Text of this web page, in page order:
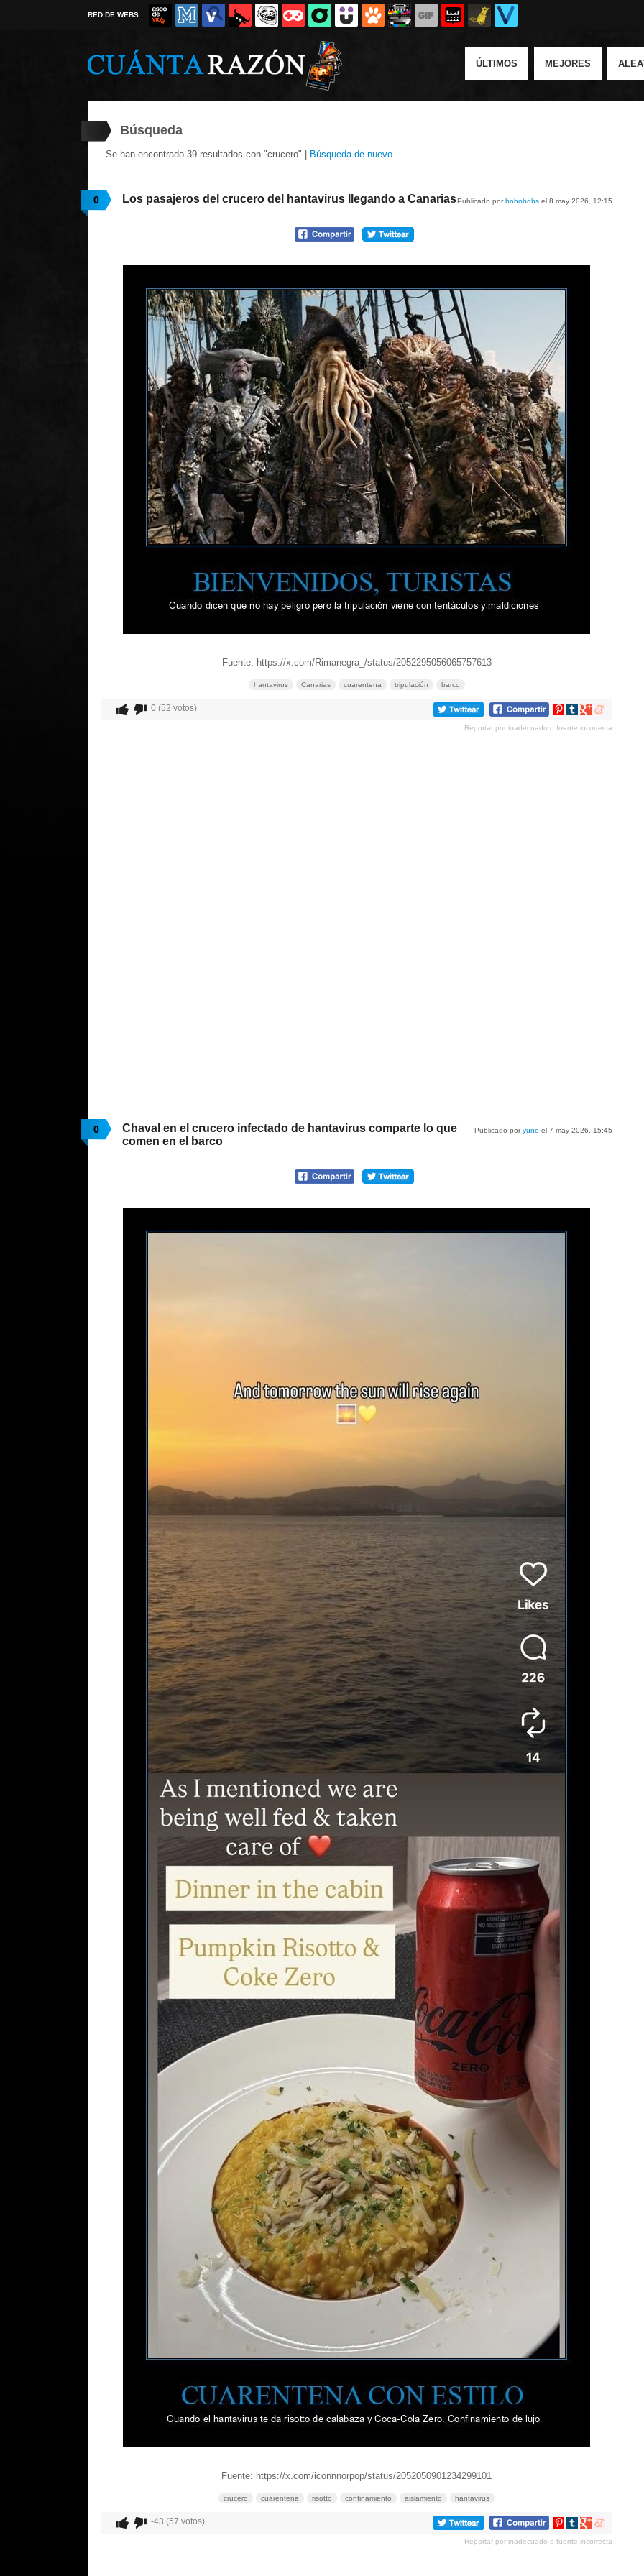
RED DE WEBS
ÚLTIMOS MEJORES
Búsqueda
Se han encontrado 39 resultados con "crucero" | Búsqueda de nuevo
0 Publicado porbobobobs el 8 may 2026, 12:15
Los pasajeros del crucero del hantavirus llegando a Canarias
Fuente: https://x.com/Rimanegra_/status/2052295056065757613
hantavirus Canarias cuarentena tripulación barco
0 (52 votos)
Compartir
Pinterest
Compartir
tumblr
Compartir
Google+
Compartir
meneame
Reportar por inadecuado o fuente incorrecta
0 Publicado poryuno el 7 may 2026, 15:45
Chaval en el crucero infectado de hantavirus comparte lo que
comen en el barco
Fuente: https://x.com/iconnnorpop/status/2052050901234299101
crucero cuarentena risotto confinamiento aislamiento hantavirus
-43 (57 votos)
Compartir
Pinterest
Compartir
tumblr
Compartir
Google+
Compartir
meneame
Reportar por inadecuado o fuente incorrecta